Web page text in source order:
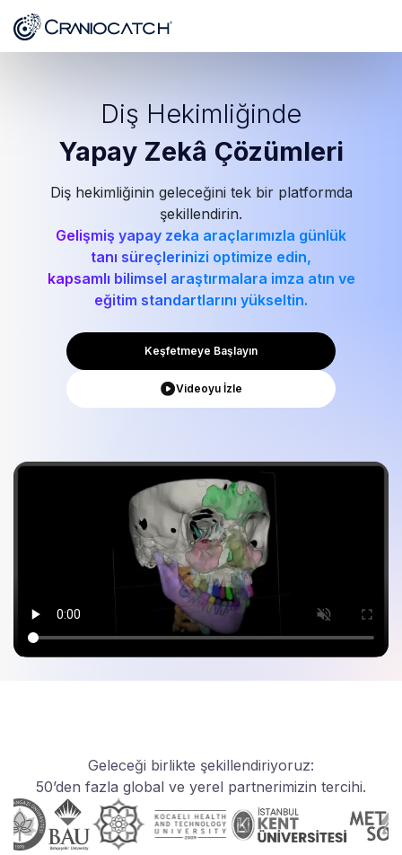
Diş Hekimliğinde
Yapay Zekâ Çözümleri
Diş hekimliğinin geleceğini tek bir platformda
şekillendirin.
Gelişmiş yapay zeka araçlarımızla günlük
tanı süreçlerinizi optimize edin,
kapsamlı bilimsel araştırmalara imza atın ve
eğitim standartlarını yükseltin.
Keşfetmeye Başlayın
Videoyu İzle
Geleceği birlikte şekillendiriyoruz:
50’den fazla global ve yerel partnerimizin tercihi.